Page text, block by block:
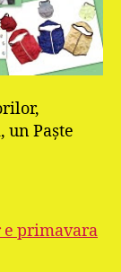
Paşte
e primavara